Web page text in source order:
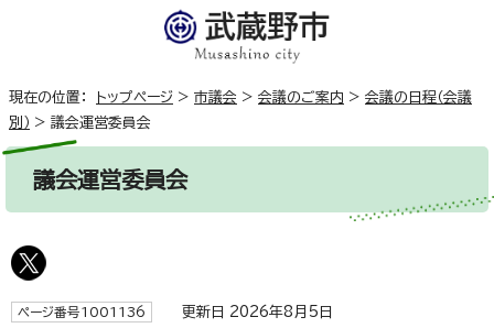
現在の位置： トップページ > 市議会 > 会議のご案内 > 会議の日程（会議
別） > 議会運営委員会
議会運営委員会
ページ番号1001136 更新日 2026年8月5日